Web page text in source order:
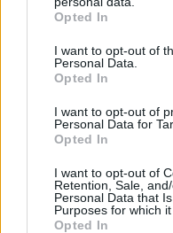
grant or deny consent to
use your data for below
consent section.
Opted In
I want to opt-out of
Personal Data.
Opted In
I want to opt-out of
Personal Data for
Opted In
I want to opt-out of
Retention, Sale,
Personal Data that
Purposes for which it
Opted In
ΑΠΑΝΤΗΣΗ
Γιώργος Βλαβιανός
17.03.2020, 23:25
αδιαφορούσαν! ό
Γεωργιάδη! καί
μήν ξεχνάτε ότι
λόγια καλά νά
ΑΠΑΝΤΗΣΗ